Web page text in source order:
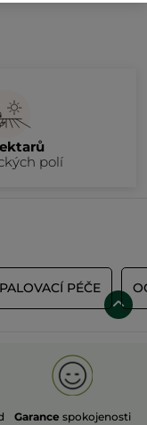
polí
PÉČE
Garance spokojenosti